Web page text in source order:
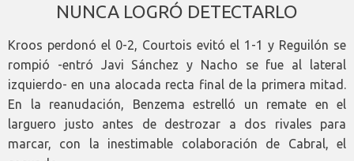
NUNCA LOGRÓ DETECTARLO
Kroos perdonó el 0-2, Courtois evitó el 1-1 y Reguilón se
rompió -entró Javi Sánchez y Nacho se fue al lateral
izquierdo- en una alocada recta final de la primera mitad.
En la reanudación, Benzema estrelló un remate en el
larguero justo antes de destrozar a dos rivales para
marcar, con la inestimable colaboración de Cabral, el